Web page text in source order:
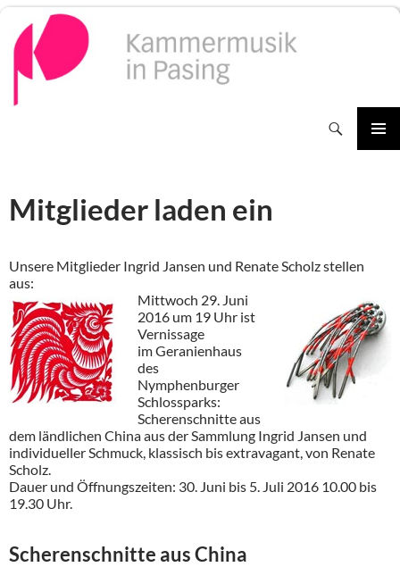
Inhalt
springen
Mitglieder laden ein
Unsere Mitglieder Ingrid Jansen und Renate Scholz stellen
aus:
Mittwoch 29. Juni
2016 um 19 Uhr ist
Vernissage
im Geranienhaus
des
Nymphenburger
Schlossparks:
Scherenschnitte aus
dem ländlichen China aus der Sammlung Ingrid Jansen und
individueller Schmuck, klassisch bis extravagant, von Renate
Scholz.
Dauer und Öffnungszeiten: 30. Juni bis 5. Juli 2016 10.00 bis
19.30 Uhr.
Scherenschnitte aus China